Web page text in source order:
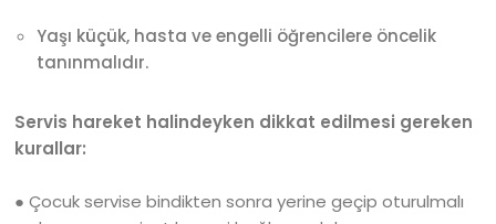
Yaşı küçük, hasta ve engelli öğrencilere öncelik
tanınmalıdır.
Servis hareket halindeyken dikkat edilmesi gereken
kurallar:
● Çocuk servise bindikten sonra yerine geçip oturulmalı